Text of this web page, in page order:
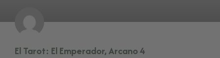
El Tarot: El Emperador, Arcano 4